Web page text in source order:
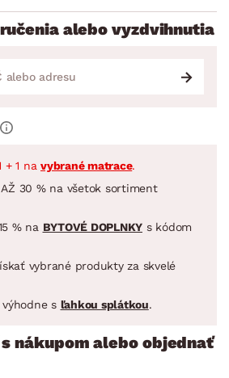
alebo vyzdvihnutia
+ 1 na vybrané matrace.
AŽ 30 % na všetok sortiment
% na BYTOVÉ DOPLNKY s kódom
vybrané produkty za skvelé
s ľahkou splátkou.
nákupom alebo objednať